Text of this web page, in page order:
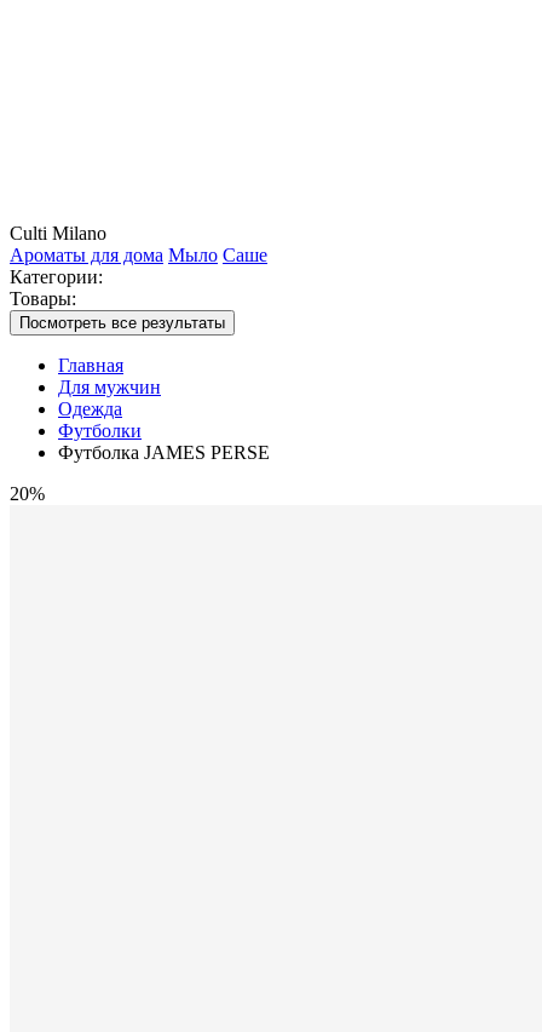
Culti Milano
Ароматы для дома Мыло Саше
Категории:
Товары:
Посмотреть все результаты
Главная
Для мужчин
Одежда
Футболки
Футболка JAMES PERSE
20%